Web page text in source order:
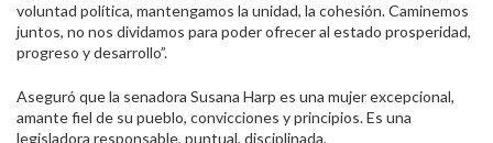
voluntad política, mantengamos la unidad, la cohesión. Caminemos
juntos, no nos dividamos para poder ofrecer al estado prosperidad,
progreso y desarrollo”.
Aseguró que la senadora Susana Harp es una mujer excepcional,
amante fiel de su pueblo, convicciones y principios. Es una
legisladora responsable, puntual, disciplinada.